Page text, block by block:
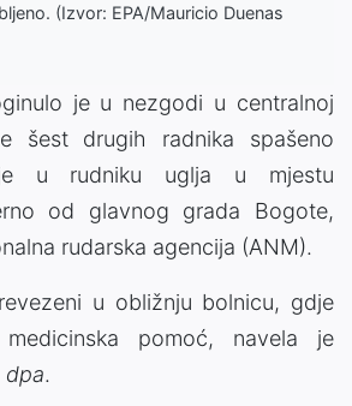
(Izvor: EPA/Mauricio Duenas
je u nezgodi u centralnoj
šest drugih radnika spašeno
u rudniku uglja u mjestu
od glavnog grada Bogote,
rudarska agencija (ANM).
u obližnju bolnicu, gdje
pomoć, navela je
dpa.